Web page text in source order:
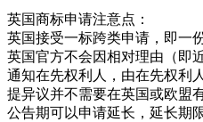
英国商标申请注意点：
英国接受一标跨类申请，即一
英国官方不会因相对理由（即
通知在先权利人，由在先权利
提异议并不需要在英国或欧盟
公告期可以申请延长，延长期